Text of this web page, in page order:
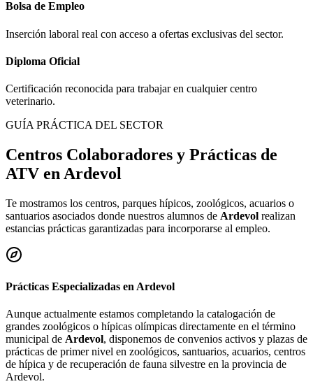
Bolsa de Empleo
Inserción laboral real con acceso a ofertas exclusivas del sector.
Diploma Oficial
Certificación reconocida para trabajar en cualquier centro
veterinario.
GUÍA PRÁCTICA DEL SECTOR
Centros Colaboradores y Prácticas de
ATV en Ardevol
Te mostramos los centros, parques hípicos, zoológicos, acuarios o
santuarios asociados donde nuestros alumnos de Ardevol realizan
estancias prácticas garantizadas para incorporarse al empleo.
Prácticas Especializadas en Ardevol
Aunque actualmente estamos completando la catalogación de
grandes zoológicos o hípicas olímpicas directamente en el término
municipal de Ardevol, disponemos de convenios activos y plazas de
prácticas de primer nivel en zoológicos, santuarios, acuarios, centros
de hípica y de recuperación de fauna silvestre en la provincia de
Ardevol.